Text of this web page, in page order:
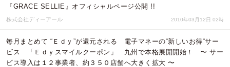
『GRACE SELLIE』オフィシャルページ公開 !!
株式会社ディーアール 2010年03月12日 02時
毎月まとめて “Ｅｄｙ”が還元される 電子マネーの“新しいお得“サー
ビス 「Ｅｄｙスマイルクーポン」 九州で本格展開開始！ 〜 サー
ビス導入は１２事業者、約３５０店舗へ大きく拡大 〜